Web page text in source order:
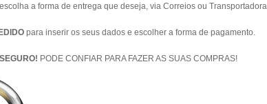
a forma de entrega que deseja, via Correios ou Transportadora.
para inserir os seus dados e escolher a forma de pagamento.
PODE CONFIAR PARA FAZER AS SUAS COMPRAS!